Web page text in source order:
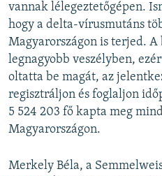
vannak lélegeztetőgépen.
hogy a delta-vírusmutáns
Magyarországon is terjed.
legnagyobb veszélyben,
oltatta be magát, az
regisztráljon és foglaljon
5 524 203 fő kapta meg
Magyarországon.
Merkely Béla, a